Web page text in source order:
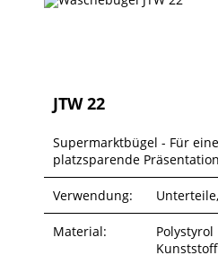
JTW 22
Supermarktbügel - Für
platzsparende
Verwendung:
Material:
Polystyrol